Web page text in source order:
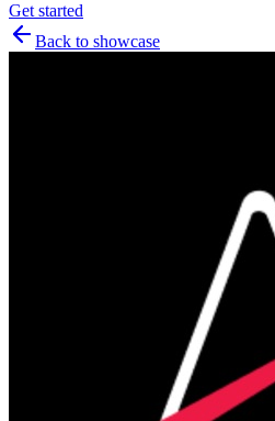
Get started
Back to showcase